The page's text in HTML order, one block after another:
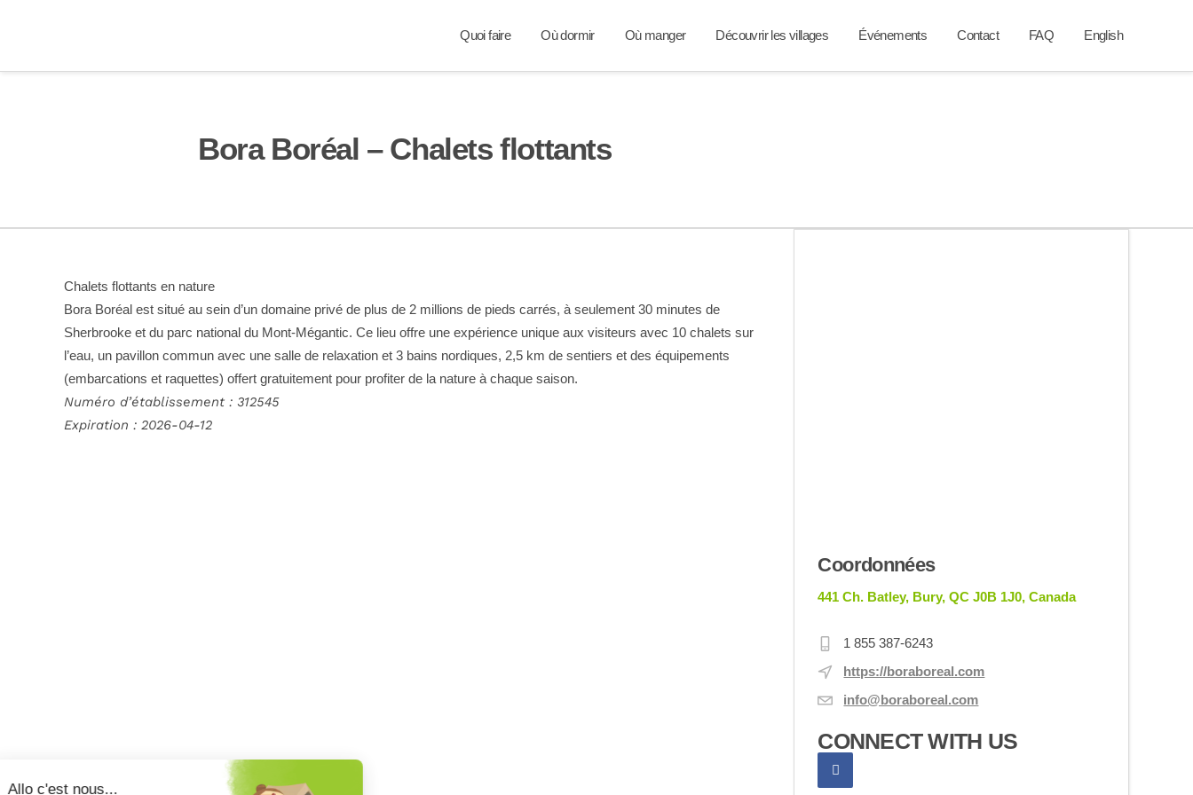
Quoi faire Où dormir Où manger Découvrir les villages Événements Contact FAQ English
Bora Boréal – Chalets flottants
Chalets flottants en nature
Bora Boréal est situé au sein d’un domaine privé de plus de 2 millions de pieds carrés, à seulement 30 minutes de
Sherbrooke et du parc national du Mont-Mégantic. Ce lieu offre une expérience unique aux visiteurs avec 10 chalets sur
l’eau, un pavillon commun avec une salle de relaxation et 3 bains nordiques, 2,5 km de sentiers et des équipements
(embarcations et raquettes) offert gratuitement pour profiter de la nature à chaque saison.
Numéro d’établissement : 312545
Expiration : 2026-04-12
Coordonnées
441 Ch. Batley, Bury, QC J0B 1J0, Canada
1 855 387-6243
https://boraboreal.com
info@boraboreal.com
CONNECT WITH US